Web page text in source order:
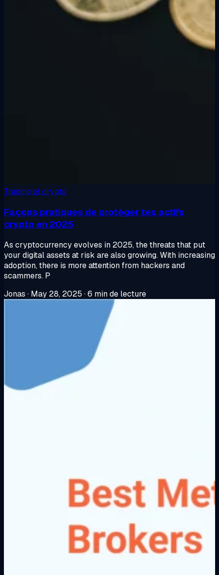
Trading et crypto
Façons pratiques de protéger tes actifs
crypto en 2025
As cryptocurrency evolves in 2025, the threats that put
your digital assets at risk are also growing. With increasing
adoption, there is more attention from hackers and
scammers. P
Jonas · May 28, 2025 ·6 min de lecture